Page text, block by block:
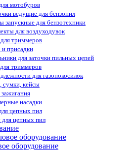
мотобуров
ведущие для бензопил
запускные для бензотехники
для воздуходувок
триммеров
присадки
для заточки пильных цепей
триммеров
для газонокосилок
сумки, кейсы
насадки
цепных пил
цепных пил
оборудование